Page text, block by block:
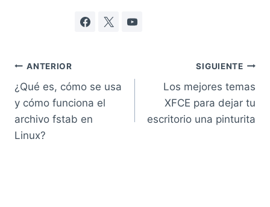
Navegación
de
entradas
ANTERIOR
¿Qué es, cómo se usa
y cómo funciona el
archivo fstab en
Linux?
SIGUIENTE
Los mejores temas
XFCE para dejar tu
escritorio una pinturita